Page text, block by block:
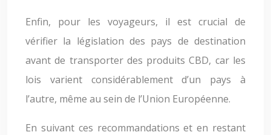
Enfin, pour les voyageurs, il est crucial de
vérifier la législation des pays de destination
avant de transporter des produits CBD, car les
lois varient considérablement d’un pays à
l’autre, même au sein de l’Union Européenne.
En suivant ces recommandations et en restant